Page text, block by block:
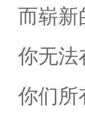
而崭新
你无
你们所